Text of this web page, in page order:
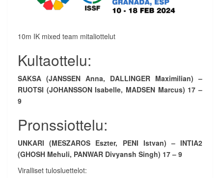
10m IK mixed team mitaliottelut
Kultaottelu:
SAKSA (JANSSEN Anna, DALLINGER Maximilian) –
RUOTSI (JOHANSSON Isabelle, MADSEN Marcus) 17 –
9
Pronssiottelu:
UNKARI (MESZAROS Eszter, PENI Istvan) – INTIA2
(GHOSH Mehuli, PANWAR Divyansh Singh) 17 – 9
Viralliset tulosluettelot: